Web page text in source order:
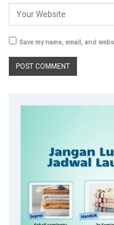
Save my name, email, and